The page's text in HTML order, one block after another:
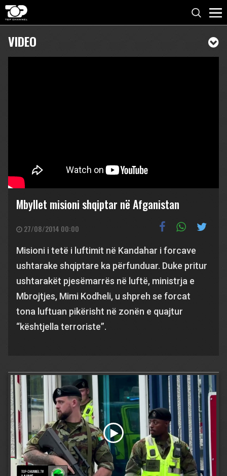
VIDEO
Mbyllet misioni shqiptar në Afganistan
27/08/2014 00:00
Misioni i tetë i luftimit në Kandahar i forcave
ushtarake shqiptare ka përfunduar. Duke pritur
ushtarakët pjesëmarrës në luftë, ministrja e
Mbrojtjes, Mimi Kodheli, u shpreh se forcat
tona luftuan pikërisht në zonën e quajtur
“kështjella terroriste”.